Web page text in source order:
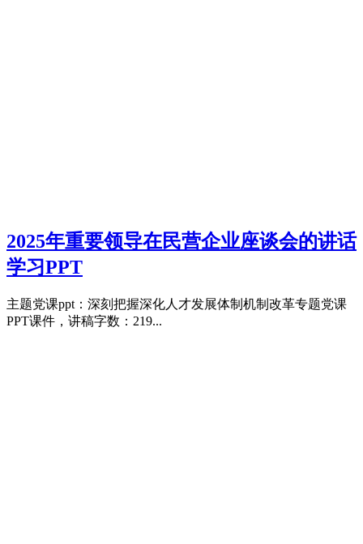
2025年重要领导在民营企业座谈会的讲话
学习PPT
主题党课ppt：深刻把握深化人才发展体制机制改革专题党课
PPT课件，讲稿字数：219...